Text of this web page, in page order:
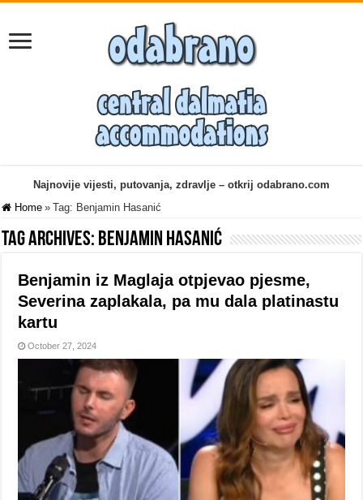
Najnovije vijesti, putovanja, zdravlje – otkrij odabrano.com
Home » Tag: Benjamin Hasanić
Tag Archives: Benjamin Hasanić
Benjamin iz Maglaja otpjevao pjesme,
Severina zaplakala, pa mu dala platinastu
kartu
October 27, 2024